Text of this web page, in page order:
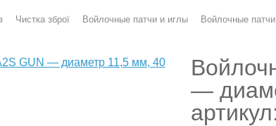
Чистка зброї Войлочные патчи и иглы Войлочные патчи
—